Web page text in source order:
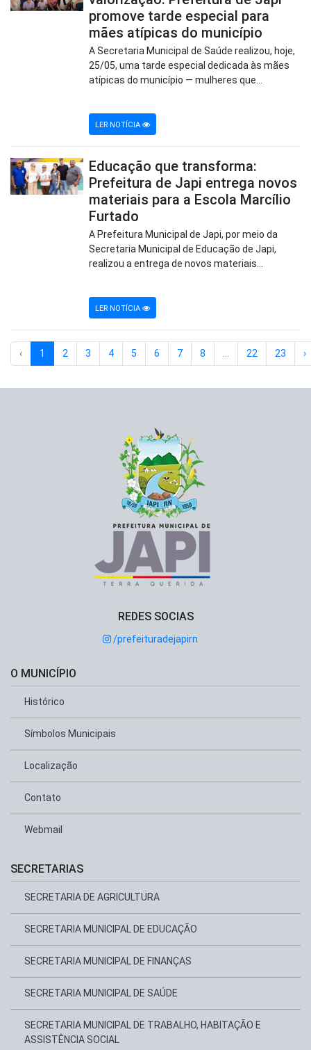
promove tarde especial para
mães atípicas do município
A Secretaria Municipal de Saúde realizou, hoje,
25/05, uma tarde especial dedicada às mães
atípicas do município — mulheres que...
LER NOTÍCIA
Educação que transforma:
Prefeitura de Japi entrega novos
materiais para a Escola Marcílio
Furtado
A Prefeitura Municipal de Japi, por meio da
Secretaria Municipal de Educação de Japi,
realizou a entrega de novos materiais...
LER NOTÍCIA
‹ 1 2 3 4 5 6 7 8 22 23 ›
REDES SOCIAS
/prefeituradejapirn
O MUNICÍPIO
Histórico
Símbolos Municipais
Localização
Contato
Webmail
SECRETARIAS
SECRETARIA DE AGRICULTURA
SECRETARIA MUNICIPAL DE EDUCAÇÃO
SECRETARIA MUNICIPAL DE FINANÇAS
SECRETARIA MUNICIPAL DE SAÚDE
SECRETARIA MUNICIPAL DE TRABALHO, HABITAÇÃO E
ASSISTÊNCIA SOCIAL